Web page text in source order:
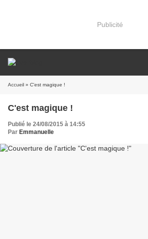
Publicité
Accueil » C'est magique !
C'est magique !
Publié le 24/08/2015 à 14:55
Par Emmanuelle